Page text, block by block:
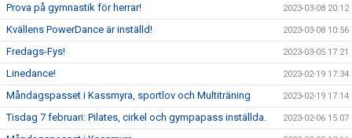
Prova på gymnastik för herrar! 2023-03-08 20:12
Kvällens PowerDance är inställd! 2023-03-08 10:56
Fredags-Fys! 2023-03-05 17:21
Linedance! 2023-02-19 17:34
Måndagspasset i Kassmyra, sportlov och Multiträning 2023-02-19 17:14
Tisdag 7 februari: Pilates, cirkel och gympapass inställda. 2023-02-06 15:07